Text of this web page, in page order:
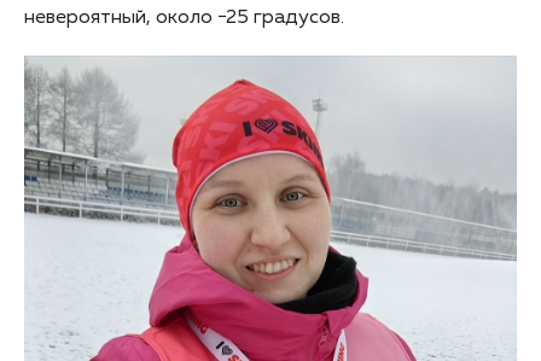
невероятный, около −25 градусов.